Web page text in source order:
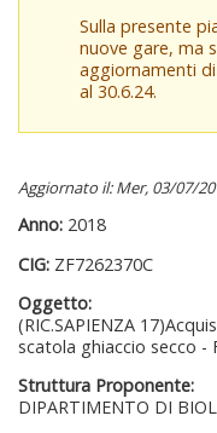
Sulla presente
nuove gare, ma
aggiornamenti
al 30.6.24.
Aggiornato il: Mer, 03/07/
Anno: 2018
CIG: ZF7262370C
Oggetto:
(RIC.SAPIENZA
scatola ghiaccio secco -
Struttura Proponente:
DIPARTIMENTO DI